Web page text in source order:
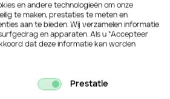
sollicitatie
en andere technologieën om onze
te maken, prestaties te meten en
aan te bieden. Wij verzamelen informatie
en apparaten. Als u “Accepteer
dat deze informatie kan worden
Prestatie